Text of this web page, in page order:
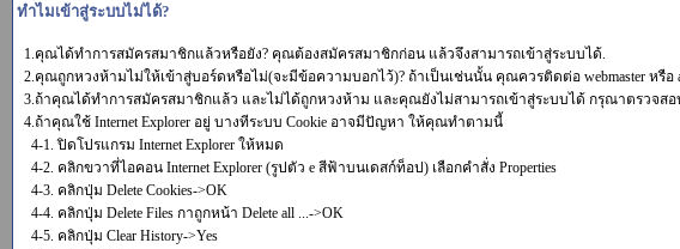
ทำไมเข้าสู่ระบบไม่ได้?
1.คุณได้ทำการสมัครสมาชิกแล้วหรือยัง? คุณต้องสมัครสมาชิกก่อน แล้วจึงสามารถเข้าสู่ระบบได้.
2.คุณถูกหวงห้ามไม่ให้เข้าสู่บอร์ดหรือไม่(จะมีข้อความบอกไว้)? ถ้าเป็นเช่นนั้น คุณควรติดต่อ webmaster หรือ
3.ถ้าคุณได้ทำการสมัครสมาชิกแล้ว และไม่ได้ถูกหวงห้าม และคุณยังไม่สามารถเข้าสู่ระบบได้ กรุณาตรวจสอบ
4.ถ้าคุณใช้ Internet Explorer อยู่ บางทีระบบ Cookie อาจมีปัญหา ให้คุณทำตามนี้
4-1. ปิดโปรแกรม Internet Explorer ให้หมด
4-2. คลิกขวาที่ไอคอน Internet Explorer (รูปตัว e สีฟ้าบนเดสก์ท็อป) เลือกคำสั่ง Properties
4-3. คลิกปุ่ม Delete Cookies->OK
4-4. คลิกปุ่ม Delete Files กาถูกหน้า Delete all ...->OK
4-5. คลิกปุ่ม Clear History->Yes